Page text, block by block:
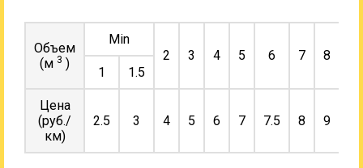
Объем
(м 3 )
Min
2
3 4 5 6 7 8
1
1.5
Цена
(руб./
км)
2.5 3 4 5 6 7 7.5 8 9